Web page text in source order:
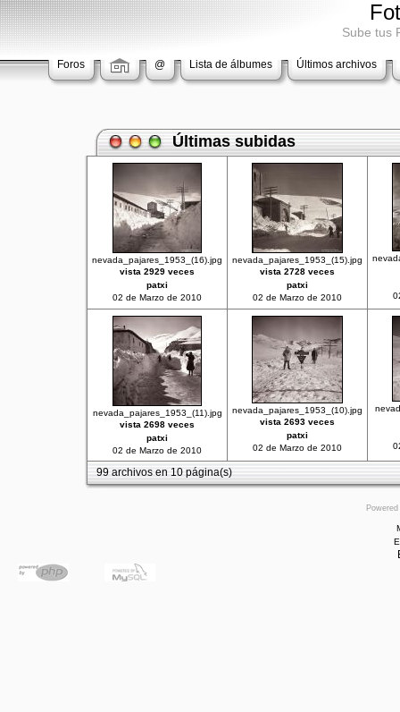
Sube tus
Foros @ Lista de álbumes Últimos archivos
Últimas subidas
nevada_pajares_1953_(16).jpg
vista 2929 veces
patxi
02 de Marzo de 2010
nevada_pajares_1953_(15).jpg
vista 2728 veces
patxi
02 de Marzo de 2010
nevada_pajares_1953_(11).jpg
vista 2698 veces
patxi
02 de Marzo de 2010
nevada_pajares_1953_(10).jpg
vista 2693 veces
patxi
02 de Marzo de 2010
99 archivos en 10 página(s)